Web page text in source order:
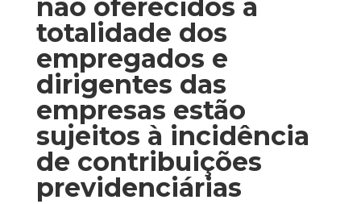
não oferecidos à
totalidade dos
empregados e
dirigentes das
empresas estão
sujeitos à incidência
de contribuições
previdenciárias